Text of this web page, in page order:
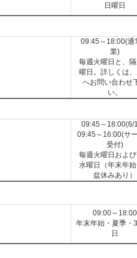
日曜日
09:45～18:00(通
業)
毎週火曜日と、
曜日。詳しくは
へお問い合わせ
い。
09:45～18:00(6/
09:45～16:00(サ
受付)
毎週火曜日およ
水曜日（年末年
盆休みあり）
09:00～18:00
年末年始・夏季・
日